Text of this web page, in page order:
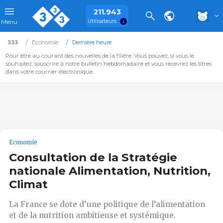
Menu
211.943
Utilisateurs
333 Economie
Dernière heure
Pour être au courant des nouvelles de la filière. Vous pouvez, si vous le
souhaitez, souscrire à notre bulletin hebdomadaire et vous recevrez les titres
dans votre courrier électronique.
Economie
Consultation de la Stratégie
nationale Alimentation, Nutrition,
Climat
La France se dote d’une politique de l’alimentation
et de la nutrition ambitieuse et systémique.